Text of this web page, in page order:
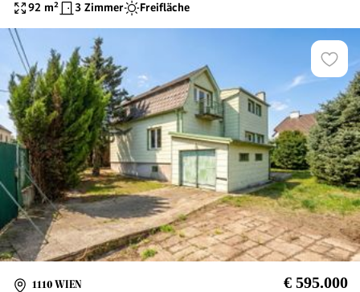
92 m² 3 Zimmer Freifläche
1110 WIEN € 595.000